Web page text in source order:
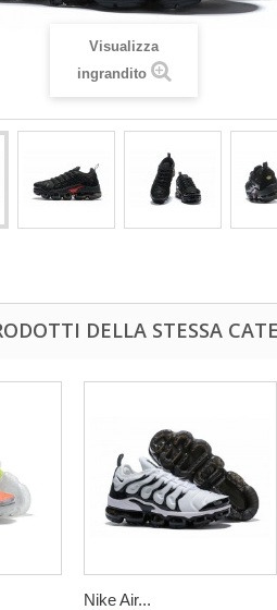
Visualizza
ingrandito
DELLA STESSA
Nike Air...